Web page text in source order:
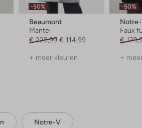
-50%
Beaumont
Mantel
€ 229,99 € 114,99
+ meer kleuren
-50%
Faux
€
+
Notre-V